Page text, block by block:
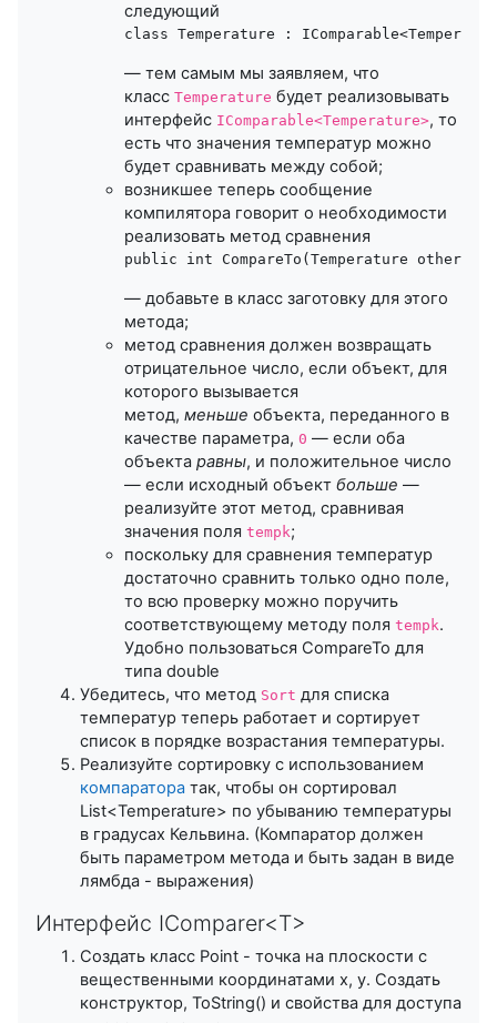
следующий
class Temperature :
— тем самым мы заявляем, что
класс Temperature будет реализовывать
интерфейс IComparable<Temperature>, то
есть что значения температур можно
будет сравнивать между собой;
возникшее теперь сообщение
компилятора говорит о необходимости
реализовать метод сравнения
— добавьте в класс заготовку для этого
метода;
метод сравнения должен возвращать
отрицательное число, если объект, для
которого вызывается
метод, меньше объекта, переданного в
качестве параметра, 0 — если оба
объекта равны, и положительное число
— если исходный объект больше —
реализуйте этот метод, сравнивая
значения поля tempk;
поскольку для сравнения температур
достаточно сравнить только одно поле,
то всю проверку можно поручить
соответствующему методу поля tempk.
Удобно пользоваться CompareTo для
типа double
Убедитесь, что метод Sort для списка
температур теперь работает и сортирует
список в порядке возрастания температуры.
Реализуйте сортировку с использованием
компаратора так, чтобы он сортировал
List<Temperature> по убыванию температуры
в градусах Кельвина. (Компаратор должен
быть параметром метода и быть задан в виде
лямбда - выражения)
Интерфейс IComparer<T>
Создать класс Point - точка на плоскости с
вещественными координатами x, y. Создать
конструктор, ToString() и свойства для доступа